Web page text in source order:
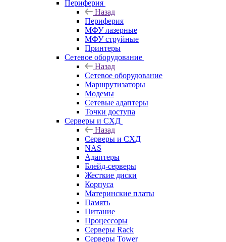
Периферия
Назад
Периферия
МФУ лазерные
МФУ струйные
Принтеры
Сетевое оборудование
Назад
Сетевое оборудование
Маршрутизаторы
Модемы
Сетевые адаптеры
Точки доступа
Серверы и СХД
Назад
Серверы и СХД
NAS
Адаптеры
Блейд-серверы
Жесткие диски
Корпуса
Материнские платы
Память
Питание
Процессоры
Серверы Rack
Серверы Tower